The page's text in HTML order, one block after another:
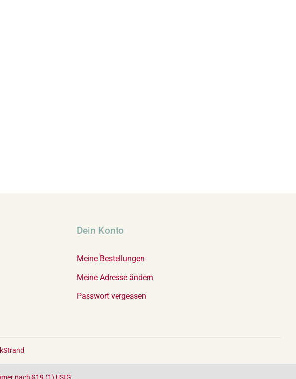
Dein Konto
Meine Bestellungen
Meine Adresse ändern
Passwort vergessen
nach §19 (1) UStG.